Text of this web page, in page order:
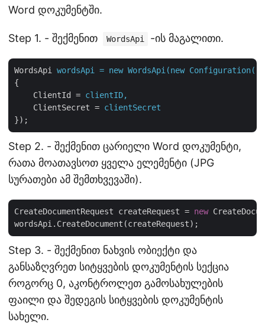
Word დოკუმენტში.
Step 1. - შექმენით WordsApi -ის მაგალითი.
WordsApi
wordsApi = new WordsApi(new Configuration()
{
ClientId
= clientID,
ClientSecret = clientSecret
});
Step 2. - შექმენით ცარიელი Word დოკუმენტი,
რათა მოათავსოთ ყველა ელემენტი (JPG
სურათები ამ შემთხვევაში).
CreateDocumentRequest createRequest = new
Step 3. - შექმენით ნახვის ობიექტი და
განსაზღვრეთ სიტყვების დოკუმენტის სექცია
როგორც 0, აკონტროლეთ გამოსახულების
ფაილი და შედეგის სიტყვების დოკუმენტის
სახელი.